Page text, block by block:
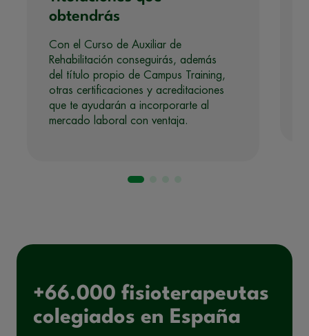
obtendrás
Con el Curso de Auxiliar de
Rehabilitación conseguirás, además
del título propio de Campus Training,
otras certificaciones y acreditaciones
que te ayudarán a incorporarte al
mercado laboral con ventaja.
+66.000 fisioterapeutas
colegiados en España